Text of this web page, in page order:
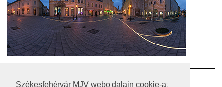
Székesfehérvár MJV weboldalain cookie-at
RSS